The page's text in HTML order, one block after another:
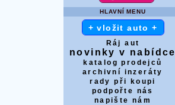
HLAVNÍ MENU
+ vložit auto +
Ráj aut
novinky v nabídce
katalog prodejců
archivní inzeráty
rady při koupi
podpořte nás
napište nám